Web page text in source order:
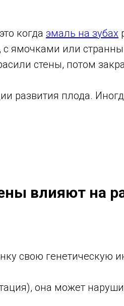
когда эмаль на зубах
ямочками или
стены, потом
развития плода.
влияют на
свою
она может